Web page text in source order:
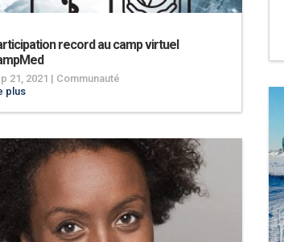
record au camp virtuel
21, 2021 | Communauté
plus